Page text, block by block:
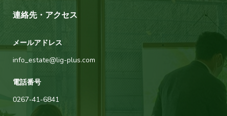
連絡先・アクセス
メールアドレス
info_estate@lig-plus.com
電話番号
0267-41-6841